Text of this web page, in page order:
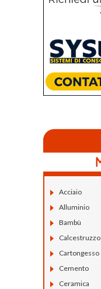
Acciaio
Alluminio
Bambù
Calcestruzzo
Cartongesso
Cemento
Ceramica